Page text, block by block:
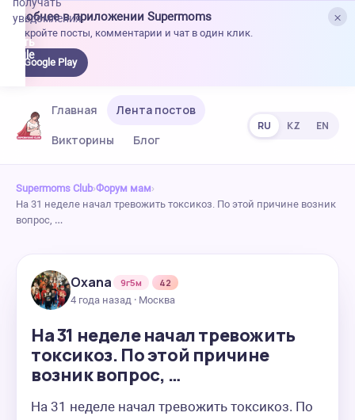
×
Удобнее в приложении Supermoms
Откройте посты, комментарии и чат в один клик.
Google Play
уведомления.
Главная
Лента постов
Викторины
Блог
RU KZ EN
Supermoms Club›Форум мам›
На 31 неделе начал тревожить токсикоз. По этой причине возник
вопрос, …
Oxana 9г5м
42
4 года назад · Москва
На 31 неделе начал тревожить
токсикоз. По этой причине
возник вопрос, …
На 31 неделе начал тревожить токсикоз. По